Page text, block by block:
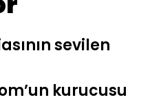
sevilen
kurucusu